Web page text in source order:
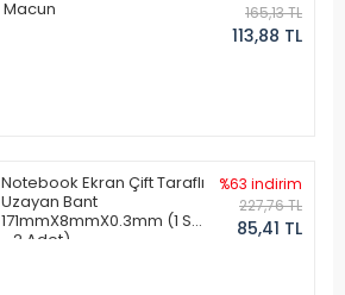
Macun
165,13 TL
113,88 TL
Notebook Ekran Çift Taraflı
Uzayan Bant
171mmX8mmX0.3mm (1 Set
- 2 Adet)
%63 indirim
227,76 TL
85,41 TL